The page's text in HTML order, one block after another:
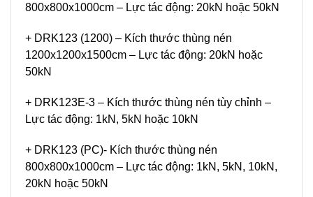
800x800x1000cm – Lực tác động: 20kN hoặc 50kN
+ DRK123 (1200) – Kích thước thùng nén
1200x1200x1500cm – Lực tác động: 20kN hoặc
50kN
+ DRK123E-3 – Kích thước thùng nén tùy chỉnh –
Lực tác động: 1kN, 5kN hoặc 10kN
+ DRK123 (PC)- Kích thước thùng nén
800x800x1000cm – Lực tác động: 1kN, 5kN, 10kN,
20kN hoặc 50kN